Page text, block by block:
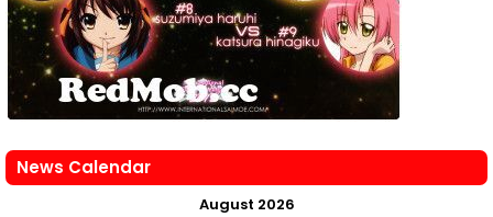
News Calendar
August 2026